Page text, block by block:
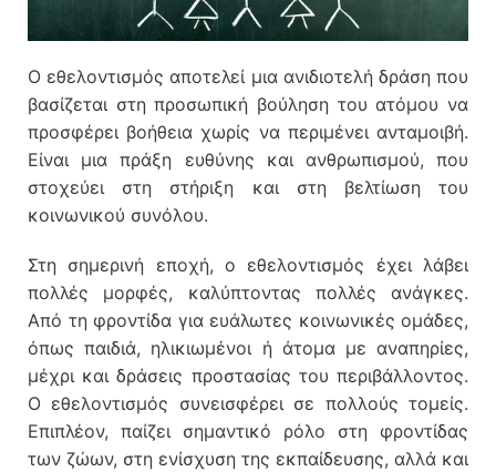
Ο εθελοντισμός αποτελεί μια ανιδιοτελή δράση που
βασίζεται στη προσωπική βούληση του ατόμου να
προσφέρει βοήθεια χωρίς να περιμένει ανταμοιβή.
Είναι μια πράξη ευθύνης και ανθρωπισμού, που
στοχεύει στη στήριξη και στη βελτίωση του
κοινωνικού συνόλου.
Στη σημερινή εποχή, ο εθελοντισμός έχει λάβει
πολλές μορφές, καλύπτοντας πολλές ανάγκες.
Από τη φροντίδα για ευάλωτες κοινωνικές ομάδες,
όπως παιδιά, ηλικιωμένοι ή άτομα με αναπηρίες,
μέχρι και δράσεις προστασίας του περιβάλλοντος.
Ο εθελοντισμός συνεισφέρει σε πολλούς τομείς.
Επιπλέον, παίζει σημαντικό ρόλο στη φροντίδας
των ζώων, στη ενίσχυση της εκπαίδευσης, αλλά και